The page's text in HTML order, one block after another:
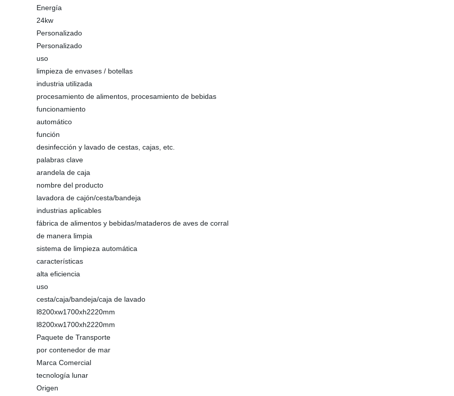
Energía
24kw
Personalizado
Personalizado
uso
limpieza de envases / botellas
industria utilizada
procesamiento de alimentos, procesamiento de bebidas
funcionamiento
automático
función
desinfección y lavado de cestas, cajas, etc.
palabras clave
arandela de caja
nombre del producto
lavadora de cajón/cesta/bandeja
industrias aplicables
fábrica de alimentos y bebidas/mataderos de aves de corral
de manera limpia
sistema de limpieza automática
características
alta eficiencia
uso
cesta/caja/bandeja/caja de lavado
l8200xw1700xh2220mm
l8200xw1700xh2220mm
Paquete de Transporte
por contenedor de mar
Marca Comercial
tecnología lunar
Origen